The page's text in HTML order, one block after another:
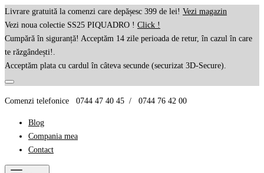
Livrare gratuită la comenzi care depășesc 399 de lei! Vezi magazin
Vezi noua colectie SS25 PIQUADRO ! Click !
Cumpără în siguranță! Acceptăm 14 zile perioada de retur, în cazul în care
te răzgândești!.
Acceptăm plata cu cardul în câteva secunde (securizat 3D-Secure).
Comenzi telefonice 0744 47 40 45 / 0744 76 42 00
Blog
Compania mea
Contact